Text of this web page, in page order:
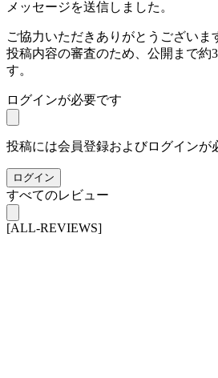
メッセージを送信しました。
ご協力いただきありがとうございま
投稿内容の審査のため、公開まで約
す。
ログインが必要です
投稿には会員登録およびログインが
ログイン
すべてのレビュー
[ALL-REVIEWS]